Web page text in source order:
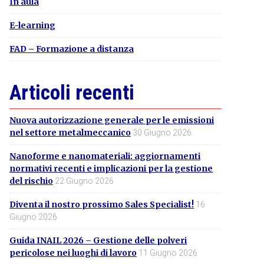
E-learning
FAD – Formazione a distanza
Articoli recenti
Nuova autorizzazione generale per le emissioni
nel settore metalmeccanico 30 Giugno 2026
Nanoforme e nanomateriali: aggiornamenti
normativi recenti e implicazioni per la gestione
del rischio 22 Giugno 2026
Diventa il nostro prossimo Sales Specialist! 16
Giugno 2026
Guida INAIL 2026 – Gestione delle polveri
pericolose nei luoghi di lavoro 11 Giugno 2026